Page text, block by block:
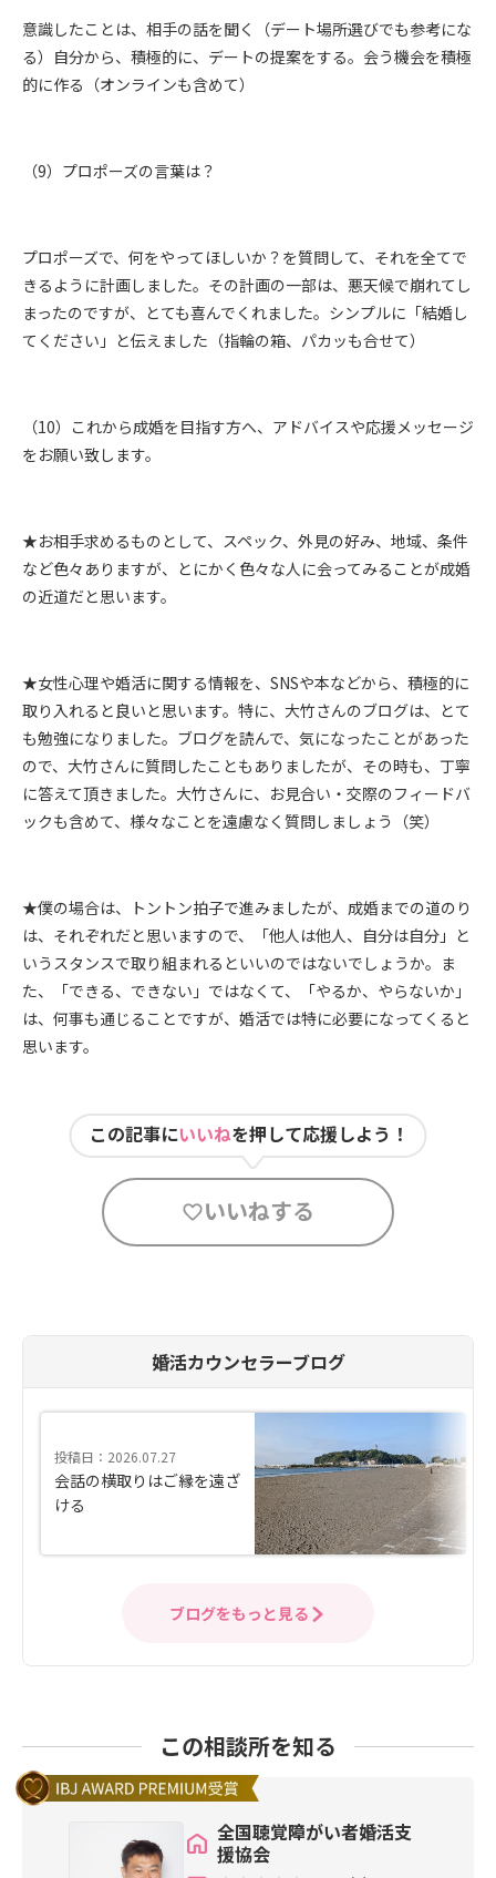
意識したことは、相手の話を聞く（デート場所選びでも参考にな
る）自分から、積極的に、デートの提案をする。会う機会を積極
的に作る（オンラインも含めて）
（9）プロポーズの言葉は？
プロポーズで、何をやってほしいか？を質問して、それを全てで
きるように計画しました。その計画の一部は、悪天候で崩れてし
まったのですが、とても喜んでくれました。シンプルに「結婚し
てください」と伝えました（指輪の箱、パカッも合せて）
（10）これから成婚を目指す方へ、アドバイスや応援メッセージ
をお願い致します。
★お相手求めるものとして、スペック、外見の好み、地域、条件
など色々ありますが、とにかく色々な人に会ってみることが成婚
の近道だと思います。
★女性心理や婚活に関する情報を、SNSや本などから、積極的に
取り入れると良いと思います。特に、大竹さんのブログは、とて
も勉強になりました。ブログを読んで、気になったことがあった
ので、大竹さんに質問したこともありましたが、その時も、丁寧
に答えて頂きました。大竹さんに、お見合い・交際のフィードバ
ックも含めて、様々なことを遠慮なく質問しましょう（笑）
★僕の場合は、トントン拍子で進みましたが、成婚までの道のり
は、それぞれだと思いますので、「他人は他人、自分は自分」と
いうスタンスで取り組まれるといいのではないでしょうか。ま
た、「できる、できない」ではなくて、「やるか、やらないか」
は、何事も通じることですが、婚活では特に必要になってくると
思います。
この記事にいいねを押して応援しよう！
いいねする
婚活カウンセラーブログ
投稿日：2026.07.27
会話の横取りはご縁を遠ざ
ける
ブログをもっと見る
この相談所を知る
全国聴覚障がい者婚活支
援協会